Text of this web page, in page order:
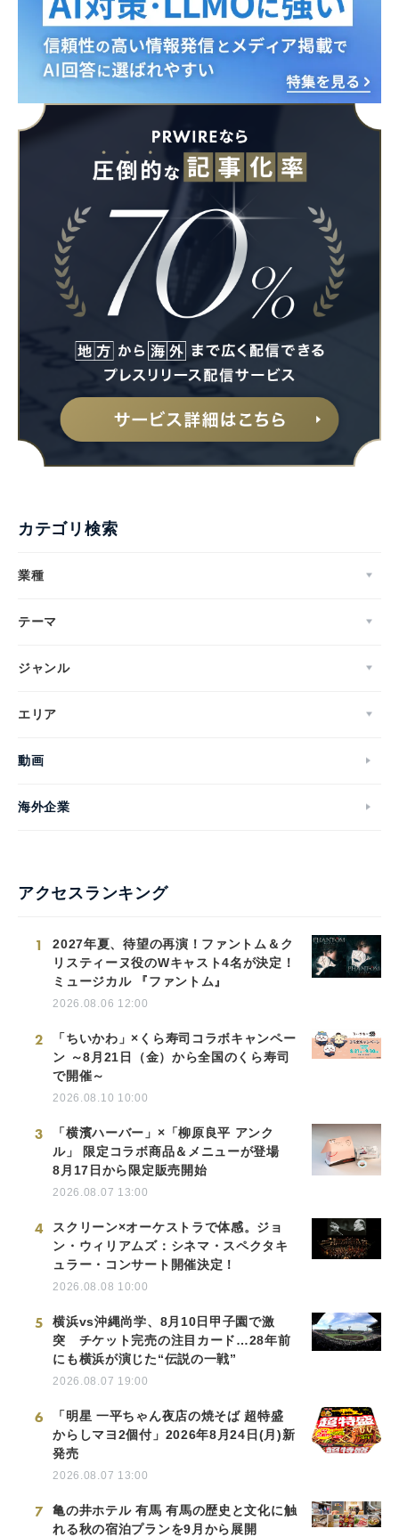
カテゴリ検索
業種
テーマ
ジャンル
エリア
動画
海外企業
アクセスランキング
1
2027年夏、待望の再演！ファントム＆ク
リスティーヌ役のWキャスト4名が決定！
ミュージカル 『ファントム』
2026.08.06 12:00
2
「ちいかわ」×くら寿司コラボキャンペー
ン ～8月21日（金）から全国のくら寿司
で開催～
2026.08.10 10:00
3
「横濱ハーバー」×「柳原良平 アンク
ル」 限定コラボ商品＆メニューが登場
8月17日から限定販売開始
2026.08.07 13:00
4
スクリーン×オーケストラで体感。ジョ
ン・ウィリアムズ：シネマ・スペクタキ
ュラー・コンサート開催決定！
2026.08.08 10:00
5
横浜vs沖縄尚学、8月10日甲子園で激
突 チケット完売の注目カード…28年前
にも横浜が演じた“伝説の一戦”
2026.08.07 19:00
6
「明星 一平ちゃん夜店の焼そば 超特盛
からしマヨ2個付」2026年8月24日(月)新
発売
2026.08.07 13:00
7
亀の井ホテル 有馬 有馬の歴史と文化に触
れる秋の宿泊プランを9月から展開